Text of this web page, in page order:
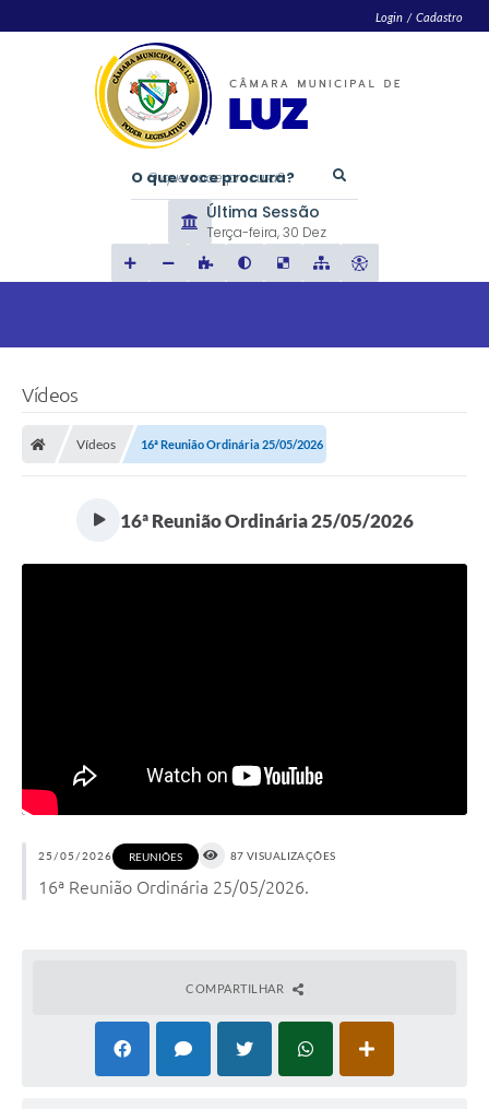
Login / Cadastro
O que voce procura?
Última Sessão
Terça-feira 30 Dez
Vídeos
Vídeos 16ª Reunião Ordinária 25/05/2026
16ª Reunião Ordinária 25/05/2026
25/05/2026 REUNIÕES 87 VISUALIZAÇÕES
16ª Reunião Ordinária 25/05/2026.
COMPARTILHAR